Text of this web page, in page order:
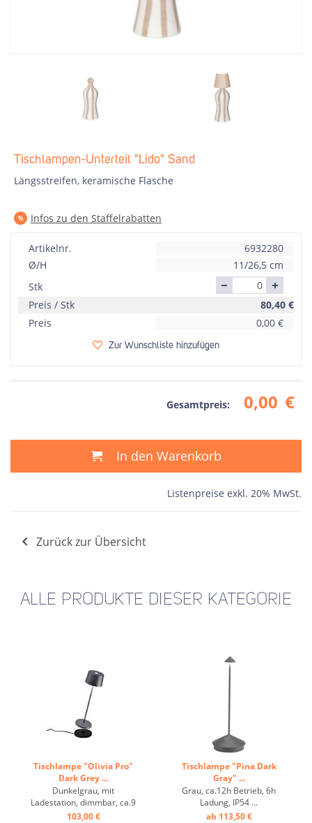
Tischlampen-Unterteil "Lido" Sand
Längsstreifen, keramische Flasche
Infos zu den Staffelrabatten
Artikelnr.
6932280
Ø/H
11/26,5 cm
Stk
Preis / Stk
80,40 €
Preis
0,00 €
Zur Wunschliste hinzufügen
Gesamtpreis: 0,00 €
In den Warenkorb
Listenpreise exkl. 20% MwSt.
Zurück zur Übersicht
ALLE PRODUKTE DIESER KATEGORIE
Tischlampe "Olivia Pro"
Dark Grey ...
Dunkelgrau, mit
Ladestation, dimmbar, ca.9
h Betrieb ...
103,00 €
Tischlampe "Pina Dark
Gray" ...
Grau, ca.12h Betrieb, 6h
Ladung, IP54 ...
ab 113,50 €